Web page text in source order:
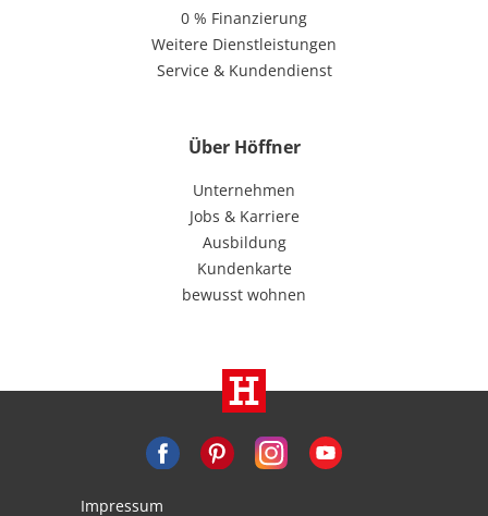
0 % Finanzierung
Weitere Dienstleistungen
Service & Kundendienst
Über Höffner
Unternehmen
Jobs & Karriere
Ausbildung
Kundenkarte
bewusst wohnen
Impressum